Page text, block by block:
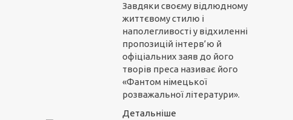
Завдяки своєму відлюдному
життєвому стилю і
наполегливості у відхиленні
пропозицій інтерв’ю й
офіціальних заяв до його
творів преса називає його
«Фантом німецької
розважальної літератури».
Детальніше